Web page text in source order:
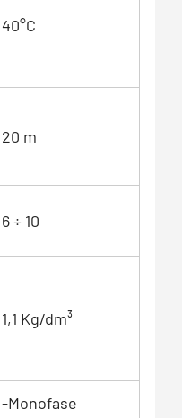
40°C
20 m
6 ÷ 10
1,1 Kg/dm³
-Monofase